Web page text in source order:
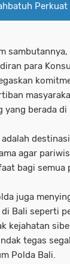
Perkuat
para
yang berada di
adalah
agar
bagi semua
juga
di Bali seperti
kejahatan
tegas
Polda Bali.